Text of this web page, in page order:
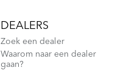
DEALERS
Zoek een dealer
Waarom naar een dealer
gaan?